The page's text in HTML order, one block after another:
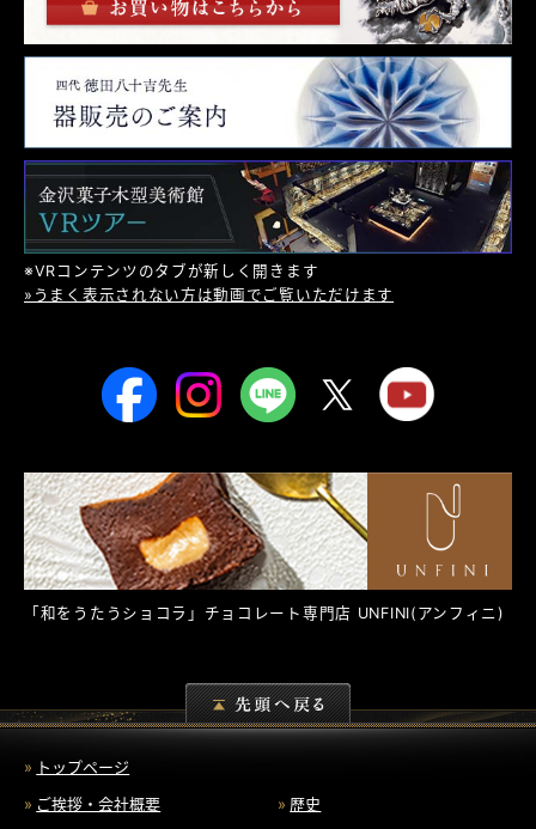
※VRコンテンツのタブが新しく開きます
»うまく表示されない方は動画でご覧いただけます
「和をうたうショコラ」チョコレート専門店 UNFINI(アンフィニ)
トップページ
ご挨拶・会社概要
歴史